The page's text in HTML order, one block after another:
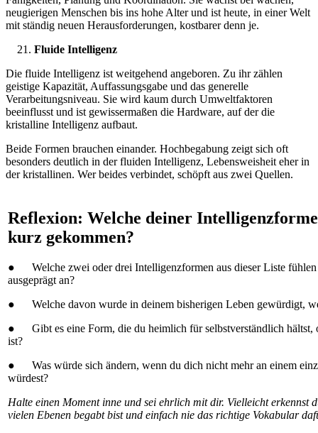
neugierigen Menschen bis ins hohe Alter und ist heute, in einer Welt
mit ständig neuen Herausforderungen, kostbarer denn je.
Fluide Intelligenz
Die fluide Intelligenz ist weitgehend angeboren. Zu ihr zählen
geistige Kapazität, Auffassungsgabe und das generelle
Verarbeitungsniveau. Sie wird kaum durch Umweltfaktoren
beeinflusst und ist gewissermaßen die Hardware, auf der die
kristalline Intelligenz aufbaut.
Beide Formen brauchen einander. Hochbegabung zeigt sich oft
besonders deutlich in der fluiden Intelligenz, Lebensweisheit eher in
der kristallinen. Wer beides verbindet, schöpft aus zwei Quellen.
Reflexion: Welche deiner
kurz gekommen?
● Welche zwei oder drei Intelligenzformen aus dieser Liste fühlen
ausgeprägt an?
● Welche davon wurde in deinem bisherigen Leben gewürdigt,
● Gibt es eine Form, die du heimlich für selbstverständlich hältst,
ist?
● Was würde sich ändern, wenn du dich nicht mehr an einem
würdest?
Halte einen Moment inne und sei ehrlich mit dir. Vielleicht erkennst
vielen Ebenen begabt bist und einfach nie das richtige Vokabular